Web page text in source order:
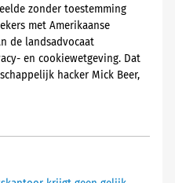
zonder toestemming
met Amerikaanse
de landsadvocaat
en cookiewetgeving. Dat
hacker Mick Beer,